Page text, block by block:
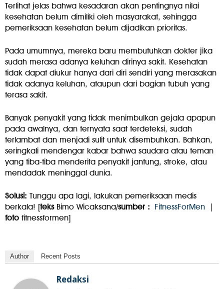
Terlihat jelas bahwa kesadaran akan pentingnya nilai
kesehatan belum dimiliki oleh masyarakat, sehingga
pemeriksaan kesehatan belum dijadikan prioritas.
Pada umumnya, mereka baru membutuhkan dokter jika
sudah merasa adanya keluhan dirinya sakit. Kesehatan
tidak dapat diukur hanya dari diri sendiri yang merasakan
tidak adanya keluhan, ataupun dari bagian tubuh yang
terasa sakit.
Banyak penyakit yang tidak menimbulkan gejala apapun
pada awalnya, dan ternyata saat terdeteksi, sudah
terlambat dan menjadi sulit untuk disembuhkan. Bahkan,
seringkali mendengar kabar bahwa saudara atau teman
yang tiba-tiba menderita penyakit jantung, stroke, atau
mendadak meninggal dunia.
Solusi: Tunggu apa lagi, lakukan pemeriksaan medis
berkala! [teksBimo Wicaksana/sumber : FitnessForMen
foto fitnessformen]
Author Recent Posts
Redaksi